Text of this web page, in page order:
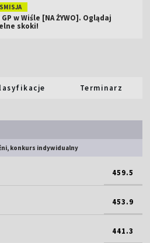
w Wiśle [NA ŻYWO]. Oglądaj
skoki!
Terminarz
konkurs indywidualny
459.5
453.9
441.3